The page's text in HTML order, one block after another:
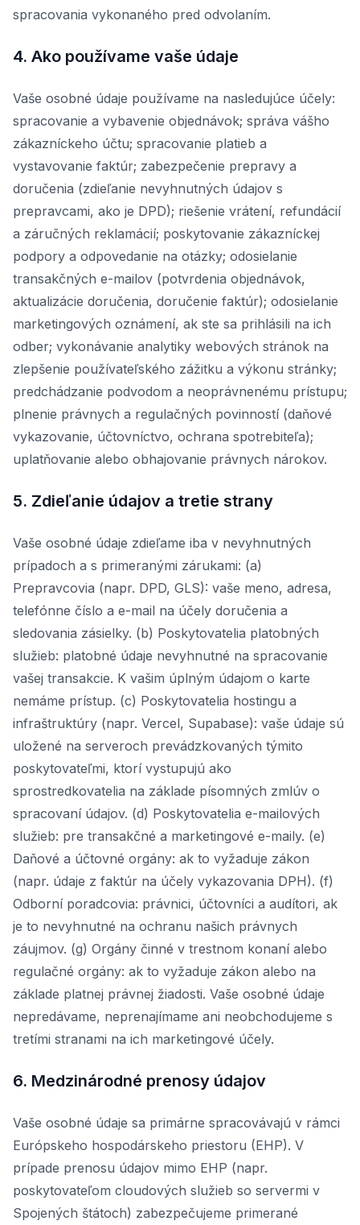
spracovania vykonaného pred odvolaním.
4. Ako používame vaše údaje
Vaše osobné údaje používame na nasledujúce účely:
spracovanie a vybavenie objednávok; správa vášho
zákazníckeho účtu; spracovanie platieb a
vystavovanie faktúr; zabezpečenie prepravy a
doručenia (zdieľanie nevyhnutných údajov s
prepravcami, ako je DPD); riešenie vrátení, refundácií
a záručných reklamácií; poskytovanie zákazníckej
podpory a odpovedanie na otázky; odosielanie
transakčných e-mailov (potvrdenia objednávok,
aktualizácie doručenia, doručenie faktúr); odosielanie
marketingových oznámení, ak ste sa prihlásili na ich
odber; vykonávanie analytiky webových stránok na
zlepšenie používateľského zážitku a výkonu stránky;
predchádzanie podvodom a neoprávnenému prístupu;
plnenie právnych a regulačných povinností (daňové
vykazovanie, účtovníctvo, ochrana spotrebiteľa);
uplatňovanie alebo obhajovanie právnych nárokov.
5. Zdieľanie údajov a tretie strany
Vaše osobné údaje zdieľame iba v nevyhnutných
prípadoch a s primeranými zárukami: (a)
Prepravcovia (napr. DPD, GLS): vaše meno, adresa,
telefónne číslo a e-mail na účely doručenia a
sledovania zásielky. (b) Poskytovatelia platobných
služieb: platobné údaje nevyhnutné na spracovanie
vašej transakcie. K vašim úplným údajom o karte
nemáme prístup. (c) Poskytovatelia hostingu a
infraštruktúry (napr. Vercel, Supabase): vaše údaje sú
uložené na serveroch prevádzkovaných týmito
poskytovateľmi, ktorí vystupujú ako
sprostredkovatelia na základe písomných zmlúv o
spracovaní údajov. (d) Poskytovatelia e-mailových
služieb: pre transakčné a marketingové e-maily. (e)
Daňové a účtovné orgány: ak to vyžaduje zákon
(napr. údaje z faktúr na účely vykazovania DPH). (f)
Odborní poradcovia: právnici, účtovníci a audítori, ak
je to nevyhnutné na ochranu našich právnych
záujmov. (g) Orgány činné v trestnom konaní alebo
regulačné orgány: ak to vyžaduje zákon alebo na
základe platnej právnej žiadosti. Vaše osobné údaje
nepredávame, neprenajímame ani neobchodujeme s
tretími stranami na ich marketingové účely.
6. Medzinárodné prenosy údajov
Vaše osobné údaje sa primárne spracovávajú v rámci
Európskeho hospodárskeho priestoru (EHP). V
prípade prenosu údajov mimo EHP (napr.
poskytovateľom cloudových služieb so servermi v
Spojených štátoch) zabezpečujeme primerané